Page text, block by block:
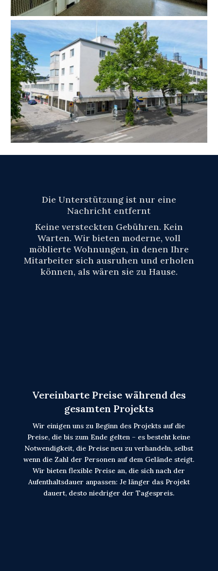
Die Unterstützung ist nur eine
Nachricht entfernt
Keine versteckten Gebühren. Kein
Warten. Wir bieten moderne, voll
möblierte Wohnungen, in denen Ihre
Mitarbeiter sich ausruhen und erholen
können, als wären sie zu Hause.
Vereinbarte Preise während des
gesamten Projekts
Wir einigen uns zu Beginn des Projekts auf die
Preise, die bis zum Ende gelten – es besteht keine
Notwendigkeit, die Preise neu zu verhandeln, selbst
wenn die Zahl der Personen auf dem Gelände steigt.
Wir bieten flexible Preise an, die sich nach der
Aufenthaltsdauer anpassen: Je länger das Projekt
dauert, desto niedriger der Tagespreis.